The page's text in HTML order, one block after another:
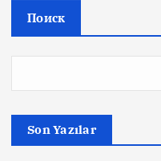
Поиск
Son Yazılar